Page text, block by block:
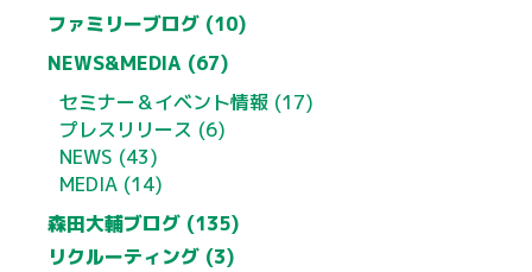
ファミリーブログ (10)
NEWS&MEDIA (67)
セミナー＆イベント情報 (17)
プレスリリース (6)
NEWS (43)
MEDIA (14)
森田大輔ブログ (135)
リクルーティング (3)